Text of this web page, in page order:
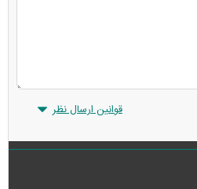
قوانین ارسال نظر